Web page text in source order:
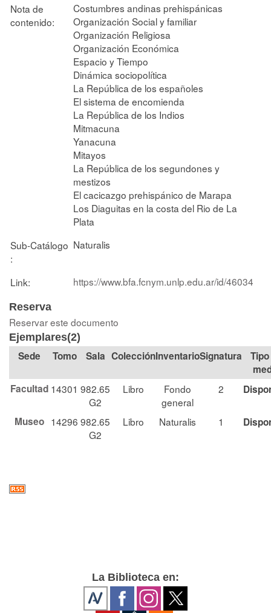
Nota de
contenido:
Costumbres andinas prehispánicas
Organización Social y familiar
Organización Religiosa
Organización Económica
Espacio y Tiempo
Dinámica sociopolítica
La República de los españoles
El sistema de encomienda
La República de los Indios
Mitmacuna
Yanacuna
Mitayos
La República de los segundones y
mestizos
El cacicazgo prehispánico de Marapa
Los Diaguitas en la costa del Rio de La
Plata
Sub-Catálogo
:
Naturalis
Link: https://www.bfa.fcnym.unlp.edu.ar/id/46034
Reserva
Reservar este documento
Ejemplares(2)
Tomo Sala Colección Signatura
Facultad 14301 982.65
G2
Libro
Fondo
general
2
Museo 14296 982.65
G2
Libro Naturalis 1
La Biblioteca en: